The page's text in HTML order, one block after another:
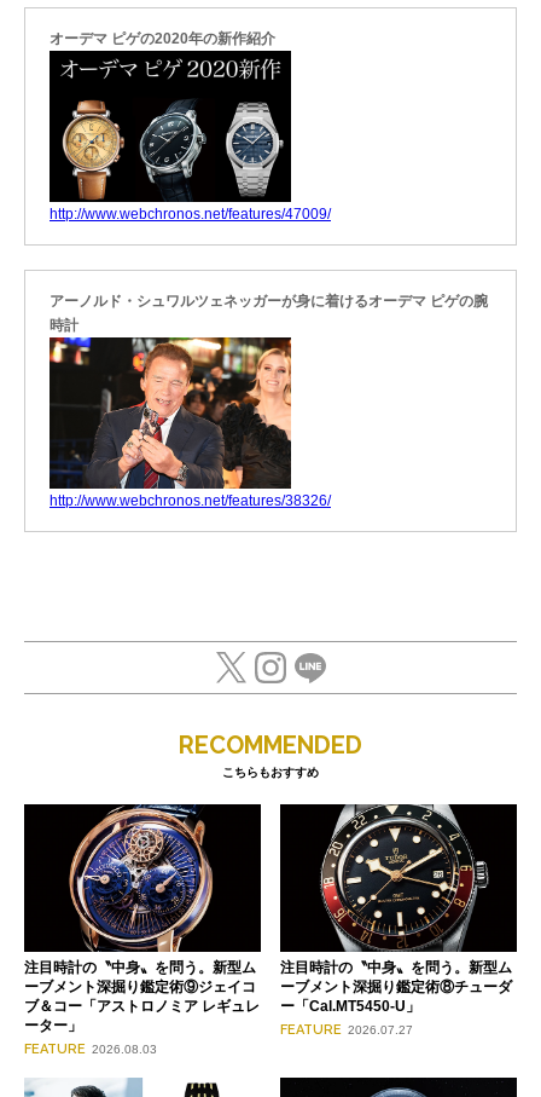
オーデマ ピゲの2020年の新作紹介
http://www.webchronos.net/features/47009/
アーノルド・シュワルツェネッガーが身に着けるオーデマ ピゲの腕
時計
http://www.webchronos.net/features/38326/
RECOMMENDED
こちらもおすすめ
注目時計の〝中身〟を問う。新型ム
ーブメント深掘り鑑定術⑨ジェイコ
ブ＆コー「アストロノミア レギュレ
ーター」
FEATURE 2026.08.03
注目時計の〝中身〟を問う。新型ム
ーブメント深掘り鑑定術⑧チューダ
ー「Cal.MT5450-U」
FEATURE 2026.07.27